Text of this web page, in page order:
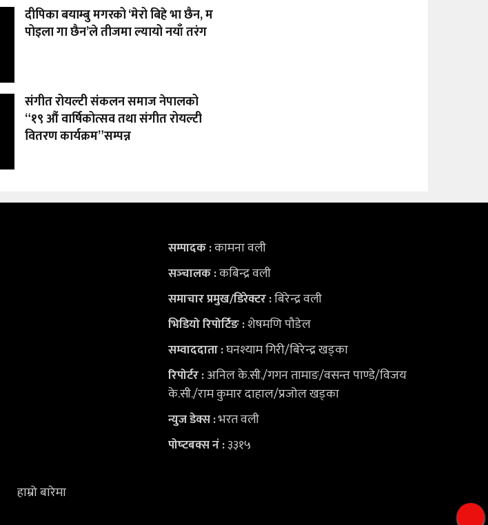
दीपिका बयाम्बु मगरको ‘मेरो बिहे भा छैन, म
पोइला गा छैन’ले तीजमा ल्यायो नयाँ तरंग
संगीत रोयल्टी संकलन समाज नेपालको
“१९ औं वार्षिकोत्सव तथा संगीत रोयल्टी
वितरण कार्यक्रम”सम्पन्न
सम्पादक :कामना वली
सञ्‍चालक :कबिन्द्र वली
समाचार प्रमुख/डिरेक्टर :बिरेन्द्र वली
भिडियोरिपोर्टिङ :शेषमणि पौडेल
सम्वाददाता :घनश्याम गिरी/बिरेन्द्र खड्का
रिपोर्टर :अनिल के.सी./गगन तामाङ/वसन्त पाण्डे/विजय
के.सी./राम कुमार दाहाल/प्रजोल खड्का
न्युज डेक्स:भरत वली
पोष्‍टबक्स नं :३३१५
हाम्रो बारेमा